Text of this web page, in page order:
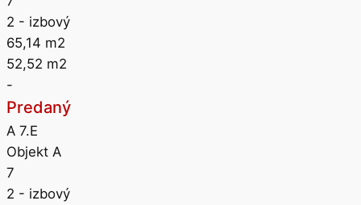
2 - izbový
65,14 m2
52,52 m2
-
Predaný
A 7.E
Objekt A
7
2 - izbový